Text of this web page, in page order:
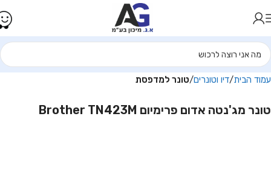
עמוד הבית דיו וטונרים טונר למדפסת
טונר מג'נטה אדום פרימיום Brother TN423M